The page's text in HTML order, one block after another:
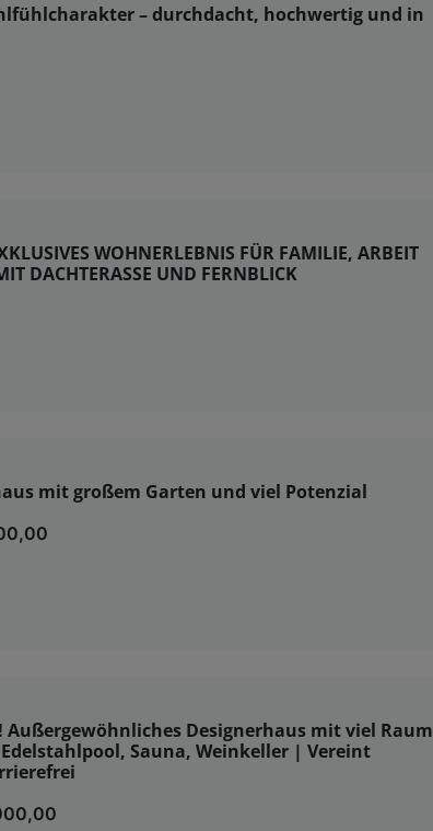
– durchdacht, hochwertig und in
WOHNERLEBNIS FÜR FAMILIE, ARBEIT
DACHTERASSE UND FERNBLICK
mit großem Garten und viel Potenzial
Designerhaus mit viel Raum
Sauna, Weinkeller | Vereint